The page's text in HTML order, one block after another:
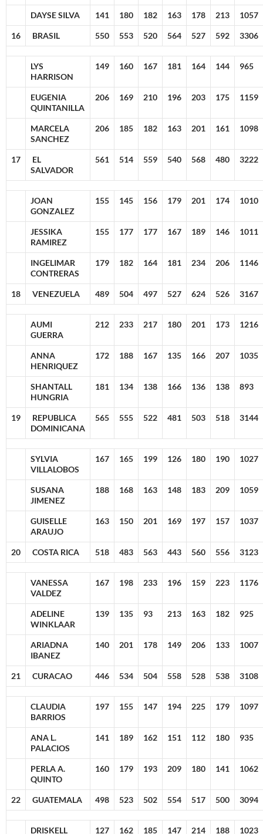
DAYSE SILVA 141 180 182 163 178 213 1057
16 BRASIL 550 553 520 564 527 592 3306
LYS
HARRISON
149 160 167 181 164 144 965
EUGENIA
QUINTANILLA
206 169 210 196 203 175 1159
MARCELA
SANCHEZ
206 185 182 163 201 161 1098
17
EL
SALVADOR
561 514 559 540 568 480 3222
JOAN
GONZALEZ
155 145 156 179 201 174 1010
JESSIKA
RAMIREZ
155 177 177 167 189 146 1011
INGELIMAR
CONTRERAS
179 182 164 181 234 206 1146
18 VENEZUELA 489 504 497 527 624 526 3167
AUMI
GUERRA
212 233 217 180 201 173 1216
ANNA
HENRIQUEZ
172 188 167 135 166 207 1035
SHANTALL
HUNGRIA
181 134 138 166 136 138 893
19
REPUBLICA
DOMINICANA
565 555 522 481 503 518 3144
SYLVIA
VILLALOBOS
167 165 199 126 180 190 1027
SUSANA
JIMENEZ
188 168 163 148 183 209 1059
GUISELLE
ARAUJO
163 150 201 169 197 157 1037
20 COSTA RICA 518 483 563 443 560 556 3123
VANESSA
VALDEZ
167 198 233 196 159 223 1176
ADELINE
WINKLAAR
139 135 93 213 163 182 925
ARIADNA
IBANEZ
140 201 178 149 206 133 1007
21 CURACAO 446 534 504 558 528 538 3108
CLAUDIA
BARRIOS
197 155 147 194 225 179 1097
ANA L.
PALACIOS
141 189 162 151 112 180 935
PERLA A.
QUINTO
160 179 193 209 180 141 1062
22 GUATEMALA 498 523 502 554 517 500 3094
DRISKELL 127 162 185 147 214 188 1023